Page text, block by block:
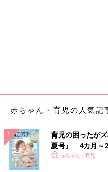
けです。少し時間がかかりま
「みかんの缶詰1缶と牛乳一
っという間になくなります」
赤ちゃん・育児の人気記
育児の困ったが
夏号』 4カ月～2
いっぱい！
赤ちゃん・育児